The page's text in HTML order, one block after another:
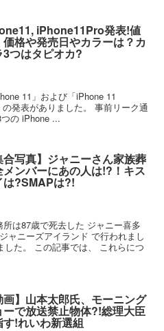
iPhone11Pro発表!値
価格や発売日やカラーは？カ
3つはタピオカ?
11」および「iPhone 11
発表がありました。 事前リーク通
の iPhone ...
合写真】ジャニーさん家族葬
メンバーにあの人は!?！キス
は?SMAPは?!
は87歳で死去した ジャニー喜多
ャニーズアイランド で行われまし
た。 この記事では、 これらにつ
画】山本太郎氏、モーニング
ーで放送禁止物体?!総理大臣
す!れいわ新選組